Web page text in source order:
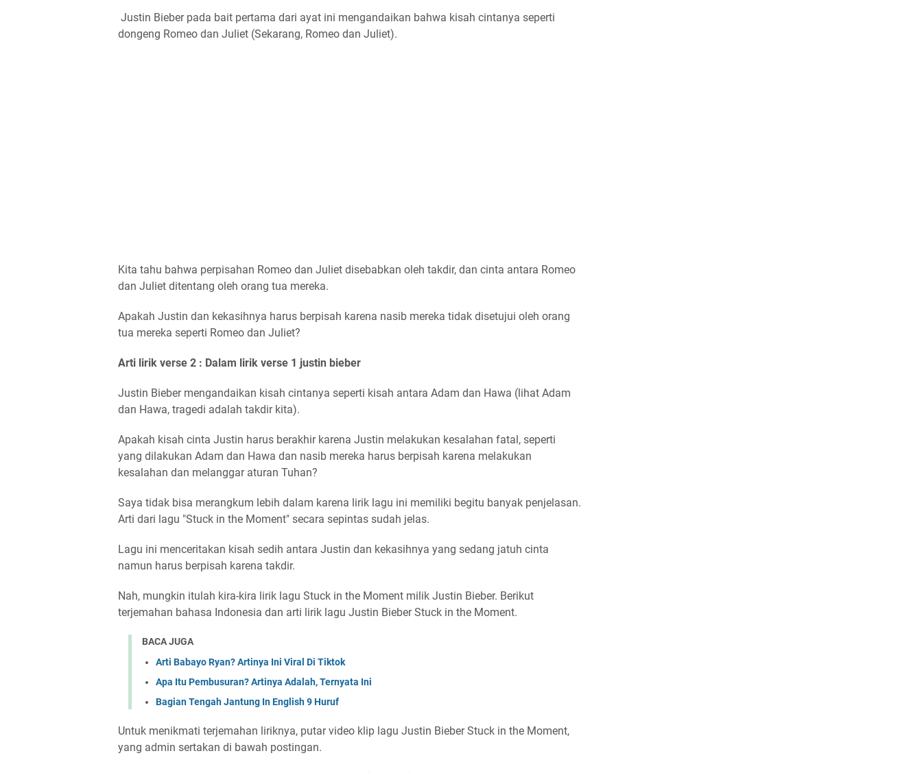
Justin Bieber pada bait pertama dari ayat ini mengandaikan bahwa kisah cintanya seperti
dongeng Romeo dan Juliet (Sekarang, Romeo dan Juliet).
Kita tahu bahwa perpisahan Romeo dan Juliet disebabkan oleh takdir, dan cinta antara Romeo
dan Juliet ditentang oleh orang tua mereka.
Apakah Justin dan kekasihnya harus berpisah karena nasib mereka tidak disetujui oleh orang
tua mereka seperti Romeo dan Juliet?
Arti lirik verse 2 : Dalam lirik verse 1 justin bieber
Justin Bieber mengandaikan kisah cintanya seperti kisah antara Adam dan Hawa (lihat Adam
dan Hawa, tragedi adalah takdir kita).
Apakah kisah cinta Justin harus berakhir karena Justin melakukan kesalahan fatal, seperti
yang dilakukan Adam dan Hawa dan nasib mereka harus berpisah karena melakukan
kesalahan dan melanggar aturan Tuhan?
Saya tidak bisa merangkum lebih dalam karena lirik lagu ini memiliki begitu banyak penjelasan.
Arti dari lagu "Stuck in the Moment" secara sepintas sudah jelas.
Lagu ini menceritakan kisah sedih antara Justin dan kekasihnya yang sedang jatuh cinta
namun harus berpisah karena takdir.
Nah, mungkin itulah kira-kira lirik lagu Stuck in the Moment milik Justin Bieber. Berikut
terjemahan bahasa Indonesia dan arti lirik lagu Justin Bieber Stuck in the Moment.
BACA JUGA
Arti Babayo Ryan? Artinya Ini Viral Di Tiktok
Apa Itu Pembusuran? Artinya Adalah, Ternyata Ini
Bagian Tengah Jantung In English 9 Huruf
Untuk menikmati terjemahan liriknya, putar video klip lagu Justin Bieber Stuck in the Moment,
yang admin sertakan di bawah postingan.